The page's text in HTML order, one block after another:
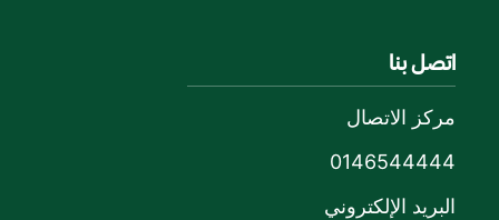
اتصل بنا
مركز الاتصال
0146544444
البريد الإلكتروني